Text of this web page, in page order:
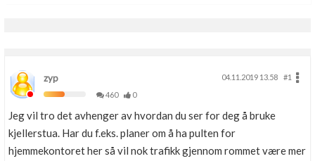
zyp 04.11.2019 13.58
#1
460
0
Jeg vil tro det avhenger av hvordan du ser for deg å bruke
kjellerstua. Har du f.eks. planer om å ha pulten for
hjemmekontoret her så vil nok trafikk gjennom rommet være mer